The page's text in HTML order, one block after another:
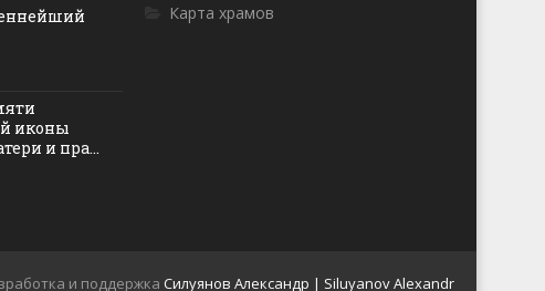
иконы
и пра...
Карта храмов
и поддержка Силуянов Александр | Siluyanov Alexandr